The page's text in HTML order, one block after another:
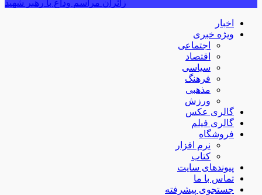
زائران مراسم وداع با رهبر شهید
اخبار
ویژه خبری
اجتماعی
اقتصاد
سیاسی
فرهنگ
مذهبی
ورزش
گالری عکس
گالری فیلم
فروشگاه
نرم افزار
کتاب
پیوندهای سایت
تماس با ما
جستجوی پیشرفته